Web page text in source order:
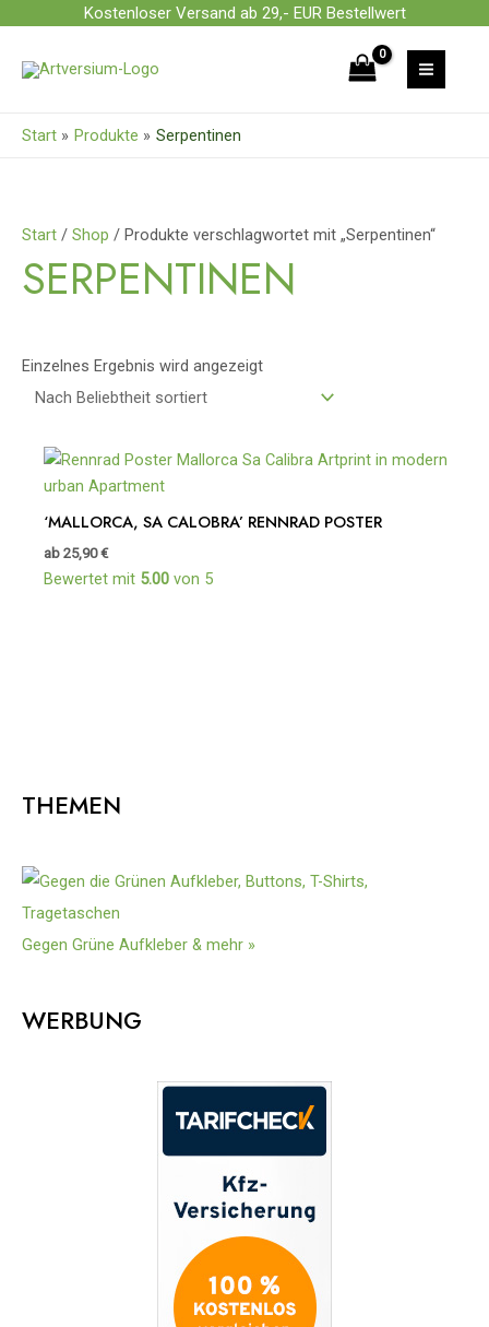
Kostenloser Versand ab 29,- EUR Bestellwert
springen
Start Produkte Serpentinen
THEMEN
Gegen Grüne Aufkleber & mehr »
WERBUNG
Start / Shop / Produkte verschlagwortet mit „Serpentinen“
SERPENTINEN
Einzelnes Ergebnis wird angezeigt
‘MALLORCA, SA CALOBRA’ RENNRAD POSTER
ab 25,90€
Bewertet mit 5.00 von 5